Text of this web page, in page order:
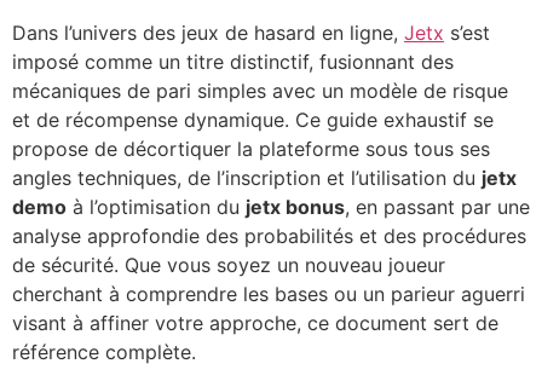
Dans l’univers des jeux de hasard en ligne, Jetx s’est
imposé comme un titre distinctif, fusionnant des
mécaniques de pari simples avec un modèle de risque
et de récompense dynamique. Ce guide exhaustif se
propose de décortiquer la plateforme sous tous ses
angles techniques, de l’inscription et l’utilisation du jetx
demo à l’optimisation du jetx bonus, en passant par une
analyse approfondie des probabilités et des procédures
de sécurité. Que vous soyez un nouveau joueur
cherchant à comprendre les bases ou un parieur aguerri
visant à affiner votre approche, ce document sert de
référence complète.